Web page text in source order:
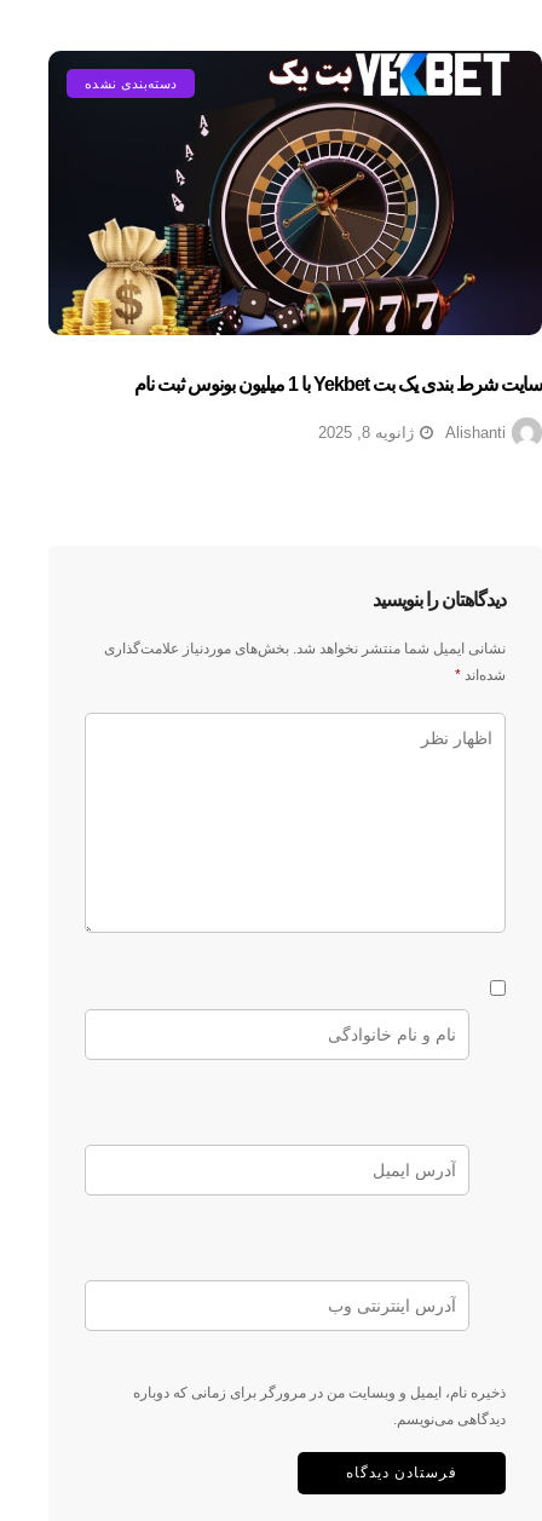
دسته‌بندی نشده
سایت شرط بندی یک بت Yekbet با 1 میلیون بونوس ثبت نام
Alishanti ژانویه 8, 2025
دیدگاهتان را بنویسید
نشانی ایمیل شما منتشر نخواهد شد. بخش‌های موردنیاز علامت‌گذاری
شده‌اند *
ذخیره نام، ایمیل و وبسایت من در مرورگر برای زمانی که دوباره
دیدگاهی می‌نویسم.